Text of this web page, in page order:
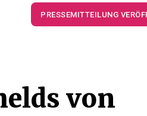
PRESSEMITTEILUNG
von